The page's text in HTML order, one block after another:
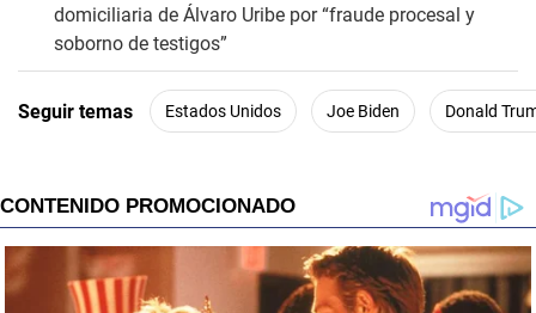
domiciliaria de Álvaro Uribe por “fraude procesal y
soborno de testigos”
Seguir temas Estados Unidos Joe Biden Donald